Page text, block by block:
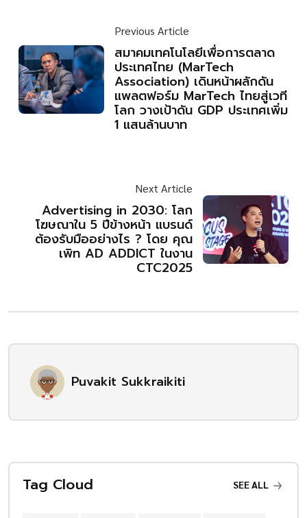
Previous Article
สมาคมเทคโนโลยีเพื่อการตลาด
ประเทศไทย (MarTech
Association) เดินหน้าผลักดัน
แพลตฟอร์ม MarTech ไทยสู่เวที
โลก วางเป้าดัน GDP ประเทศเพิ่ม
1 แสนล้านบาท
Next Article
Advertising in 2030: โลก
โฆษณาใน 5 ปีข้างหน้า แบรนด์
ต้องรับมืออย่างไร ? โดย คุณ
เพิท AD ADDICT ในงาน
CTC2025
Puvakit Sukkraikiti
Tag Cloud SEE ALL